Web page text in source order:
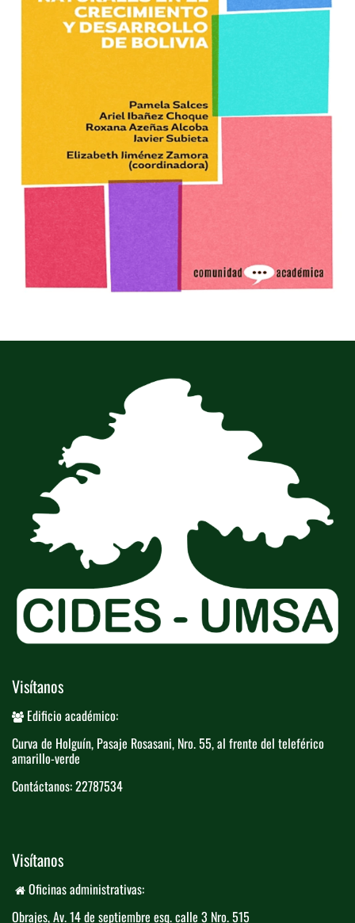
Visítanos
Edificio académico:
Curva de Holguín, Pasaje Rosasani, Nro. ​55, al frente del teleférico​
amarillo-verde
Contáctanos: 22787534
Visítanos
Oficinas administrativas:
Obrajes, Av. 14 de septiembre esq. calle 3 ​ ​Nro. 515